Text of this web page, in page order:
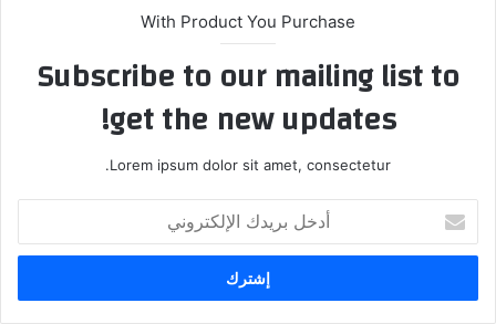
With Product You Purchase
Subscribe to our mailing list to
get the new updates!
Lorem ipsum dolor sit amet, consectetur.
بريدك
الإلكتروني